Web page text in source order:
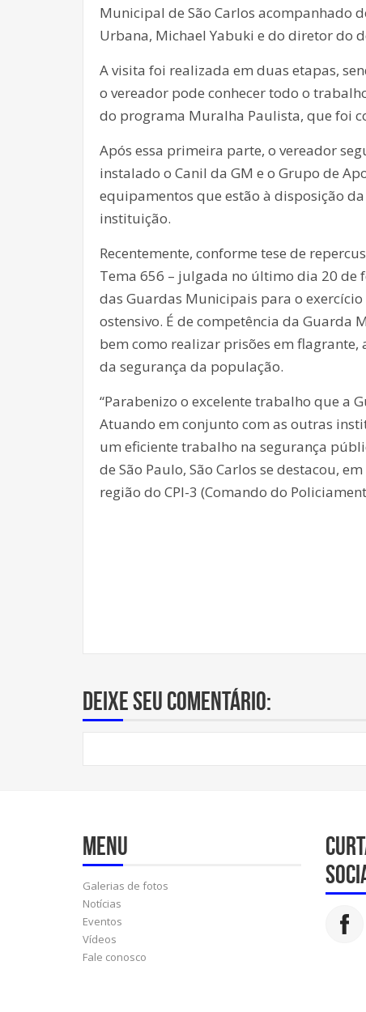
Municipal de São Carlos acompanhado
Urbana, Michael Yabuki e do diretor do
A visita foi realizada em duas etapas,
o vereador pode conhecer todo o
do programa Muralha Paulista, que foi
Após essa primeira parte, o vereador
instalado o Canil da GM e o Grupo de
equipamentos que estão à disposição
instituição.
Recentemente, conforme tese de
Tema 656 – julgada no último dia 20 de
das Guardas Municipais para o
ostensivo. É de competência da
bem como realizar prisões em
da segurança da população.
“Parabenizo o excelente trabalho que a
Atuando em conjunto com as outras
um eficiente trabalho na segurança
de São Paulo, São Carlos se destacou,
região do CPI-3 (Comando do
Deixe seu comentário:
Menu
Galerias de fotos
Notícias
Eventos
Vídeos
Fale conosco